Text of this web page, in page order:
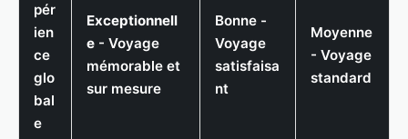
pér
ien
ce
glo
bal
e
Exceptionnell
e - Voyage
mémorable et
sur mesure
Bonne -
Voyage
satisfaisa
nt
Moyenne
- Voyage
standard